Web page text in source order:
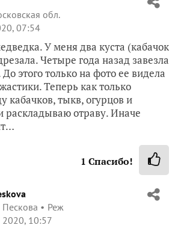
обл.
07:54
У меня два куста (кабачок
Четыре года назад завезла
этого только на фото ее видела
Теперь как только
кабачков, тыкв, огурцов и
раскладываю отраву. Иначе
1 Спасибо!
Реж
10:57